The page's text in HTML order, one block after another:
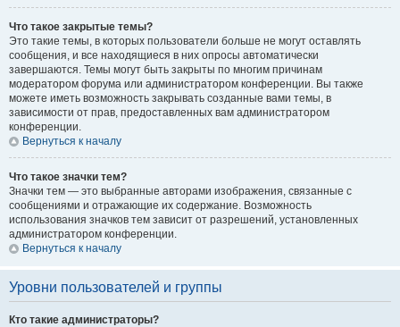
Что такое закрытые темы?
Это такие темы, в которых пользователи больше не могут оставлять
сообщения, и все находящиеся в них опросы автоматически
завершаются. Темы могут быть закрыты по многим причинам
модератором форума или администратором конференции. Вы также
можете иметь возможность закрывать созданные вами темы, в
зависимости от прав, предоставленных вам администратором
конференции.
Вернуться к началу
Что такое значки тем?
Значки тем — это выбранные авторами изображения, связанные с
сообщениями и отражающие их содержание. Возможность
использования значков тем зависит от разрешений, установленных
администратором конференции.
Вернуться к началу
Уровни пользователей и группы
Кто такие администраторы?